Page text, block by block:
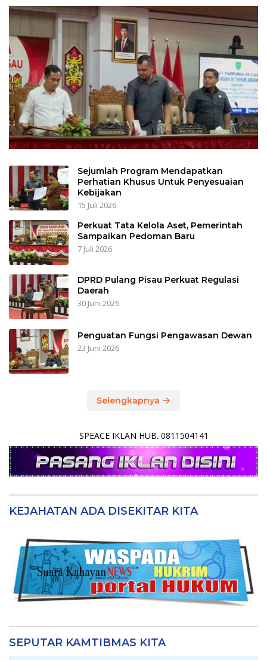
Sejumlah Program Mendapatkan
Perhatian Khusus Untuk Penyesuaian
Kebijakan
15 Juli 2026
Perkuat Tata Kelola Aset, Pemerintah
Sampaikan Pedoman Baru
7 Juli 2026
DPRD Pulang Pisau Perkuat Regulasi
Daerah
30 Juni 2026
Penguatan Fungsi Pengawasan Dewan
23 Juni 2026
Selengkapnya
SPEACE IKLAN HUB. 0811504141
KEJAHATAN ADA DISEKITAR KITA
SEPUTAR KAMTIBMAS KITA